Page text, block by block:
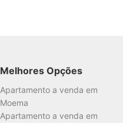
Melhores Opções
Apartamento a venda em
Moema
Apartamento a venda em